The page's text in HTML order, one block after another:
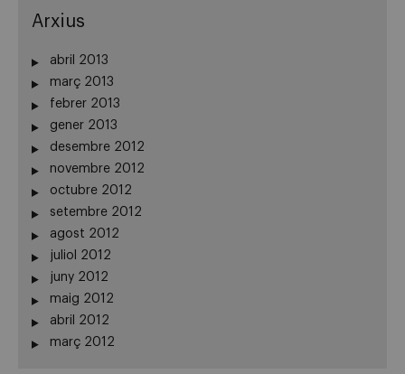
Arxius
abril 2013
març 2013
febrer 2013
gener 2013
desembre 2012
novembre 2012
octubre 2012
setembre 2012
agost 2012
juliol 2012
juny 2012
maig 2012
abril 2012
març 2012